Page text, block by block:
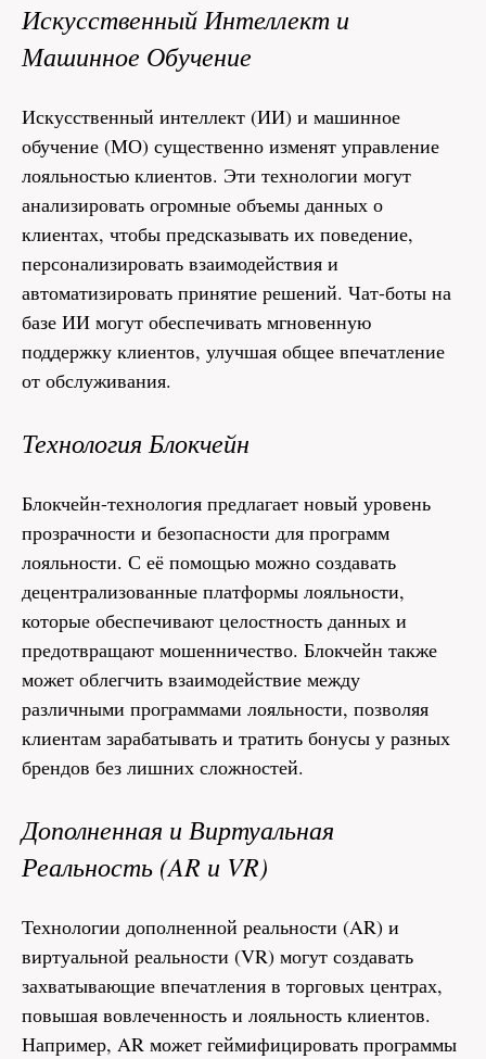
Искусственный Интеллект и
Машинное Обучение
Искусственный интеллект (ИИ) и машинное
обучение (МО) существенно изменят управление
лояльностью клиентов. Эти технологии могут
анализировать огромные объемы данных о
клиентах, чтобы предсказывать их поведение,
персонализировать взаимодействия и
автоматизировать принятие решений. Чат-боты на
базе ИИ могут обеспечивать мгновенную
поддержку клиентов, улучшая общее впечатление
от обслуживания.
Технология Блокчейн
Блокчейн-технология предлагает новый уровень
прозрачности и безопасности для программ
лояльности. С её помощью можно создавать
децентрализованные платформы лояльности,
которые обеспечивают целостность данных и
предотвращают мошенничество. Блокчейн также
может облегчить взаимодействие между
различными программами лояльности, позволяя
клиентам зарабатывать и тратить бонусы у разных
брендов без лишних сложностей.
Дополненная и Виртуальная
Реальность (AR и VR)
Технологии дополненной реальности (AR) и
виртуальной реальности (VR) могут создавать
захватывающие впечатления в торговых центрах,
повышая вовлеченность и лояльность клиентов.
Например, AR может геймифицировать программы